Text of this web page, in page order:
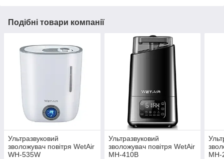
Подібні товари компанії
Ультразвуковий
зволожувач повітря WetAir
WH-535W
Ультразвуковий
зволожувач повітря WetAir
MH-410B
MH-